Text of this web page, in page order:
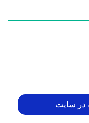
در سایت